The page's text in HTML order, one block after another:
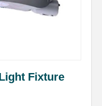
Fixture